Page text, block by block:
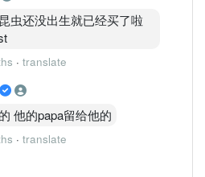
虫还没出生就已经买了啦
· translate
他的papa留给他的
· translate